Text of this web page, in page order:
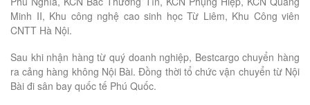
Minh II, Khu công nghệ cao sinh học Từ Liêm, Khu Công viên
CNTT Hà Nội.
Sau khi nhận hàng từ quý doanh nghiệp, Bestcargo chuyển hàng
ra cảng hàng không Nội Bài. Đồng thời tổ chức vận chuyển từ Nội
Bài đi sân bay quốc tế Phú Quốc.